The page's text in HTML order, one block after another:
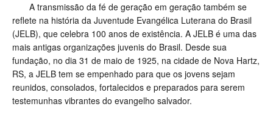
A transmissão da fé de geração em geração também se
reflete na história da Juventude Evangélica Luterana do Brasil
(JELB), que celebra 100 anos de existência. A JELB é uma das
mais antigas organizações juvenis do Brasil. Desde sua
fundação, no dia 31 de maio de 1925, na cidade de Nova Hartz,
RS, a JELB tem se empenhado para que os jovens sejam
reunidos, consolados, fortalecidos e preparados para serem
testemunhas vibrantes do evangelho salvador.